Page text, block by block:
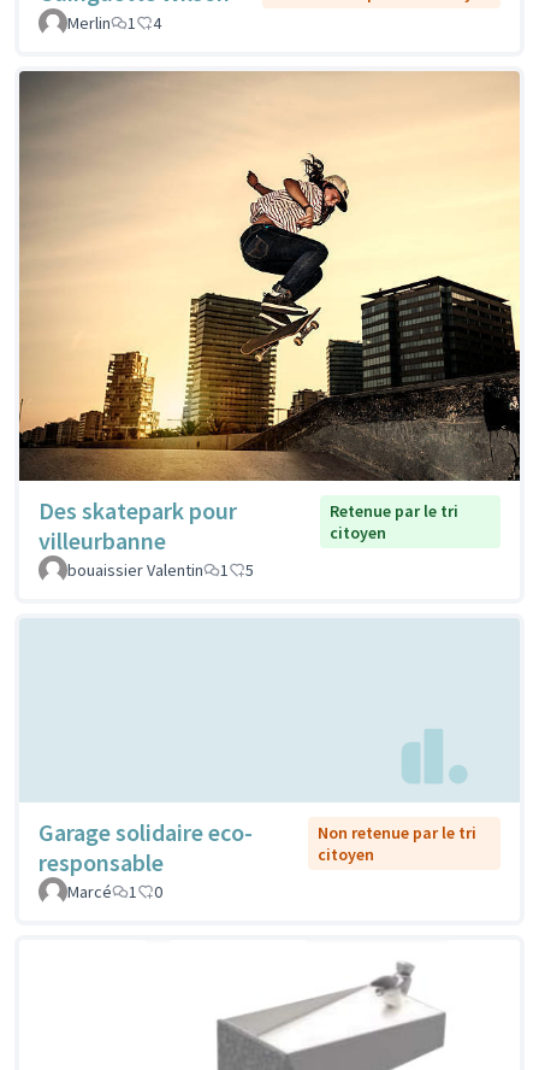
Merlin
1 4
Des skatepark pour
villeurbanne
Retenue par le tri
citoyen
bouaissier Valentin
1 5
Garage solidaire eco-
responsable
Non retenue par le tri
citoyen
Marcé
1 0